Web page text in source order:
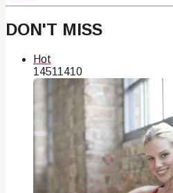
DON'T MISS
Hot
14511410